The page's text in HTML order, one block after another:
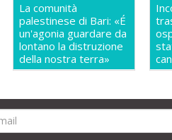
La comunità
palestinese di Bari: «É
un'agonia guardare da
lontano la distruzione
della nostra terra»